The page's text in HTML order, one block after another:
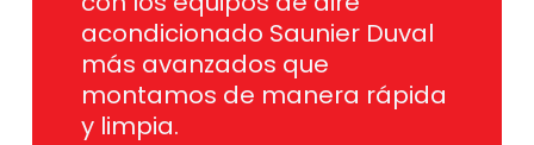
acondicionado Saunier Duval
más avanzados que
montamos de manera rápida
y limpia.